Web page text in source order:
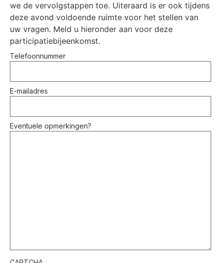
we de vervolgstappen toe. Uiteraard is er ook tijdens
deze avond voldoende ruimte voor het stellen van
uw vragen. Meld u hieronder aan voor deze
participatiebijeenkomst.
Telefoonnummer
E-mailadres
Eventuele opmerkingen?